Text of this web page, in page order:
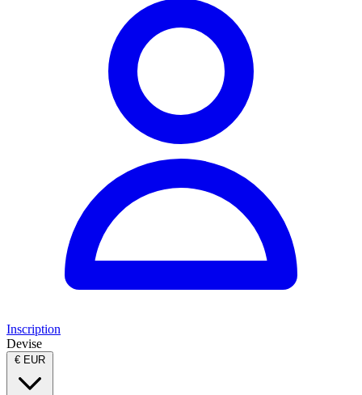
Inscription
Devise
€ EUR